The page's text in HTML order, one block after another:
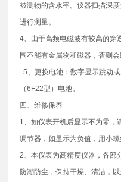
被测物的含水率。仪器扫描深
进行测量。
4、由于高频电磁波有较高的
围不能有金属物和磁器，否则
5、更换电池：数字显示跳动
（6F22型）电池。
四、维修保养
1、如仪表开机后显示不为零，
调节器，如显示为负值，用小
2、本仪表为高精度仪器，各部
防潮防尘，保持干燥、清洁，